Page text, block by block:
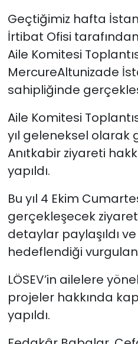
Geçtiğimiz hafta
İrtibat Ofisi
Aile Komitesi
MercureAltunizade
sahipliğinde
Aile Komitesi
yıl geleneksel olarak
Anıtkabir ziyareti
yapıldı.
Bu yıl 4 Ekim
gerçekleşecek
detaylar paylaşıldı
hedeflendiği
LÖSEV’in ailelere
projeler hakkında
yapıldı.